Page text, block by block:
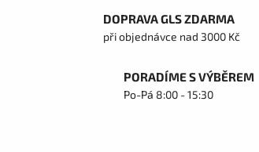
DOPRAVA GLS ZDARMA
při objednávce nad 3000 Kč
PORADÍME S VÝBĚREM
Po-Pá 8:00 - 15:30